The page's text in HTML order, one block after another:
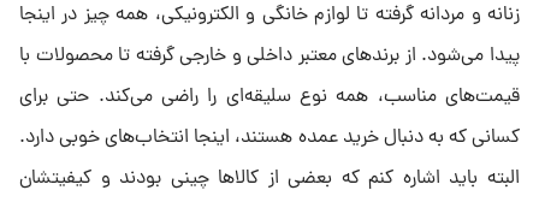
زنانه و مردانه گرفته تا لوازم خانگی و الکترونیکی، همه چیز در اینجا
پیدا می‌شود. از برندهای معتبر داخلی و خارجی گرفته تا محصولات با
قیمت‌های مناسب، همه نوع سلیقه‌ای را راضی می‌کند. حتی برای
کسانی که به دنبال خرید عمده هستند، اینجا انتخاب‌های خوبی دارد.
البته باید اشاره کنم که بعضی از کالاها چینی بودند و کیفیتشان